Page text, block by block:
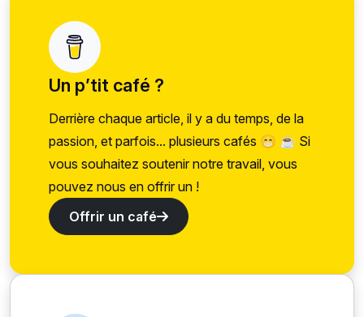
Un p’tit café ?
Derrière chaque article, il y a du temps, de la
passion, et parfois... plusieurs cafés 😁 ☕ Si
vous souhaitez soutenir notre travail, vous
pouvez nous en offrir un !
Offrir un café